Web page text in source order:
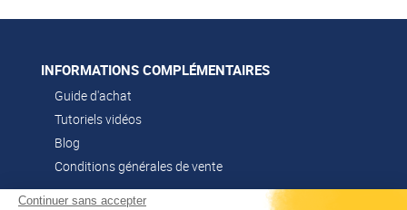
Continuer sans accepter
INFORMATIONS COMPLÉMENTAIRES
Guide d'achat
Tutoriels vidéos
Blog
Conditions générales de vente